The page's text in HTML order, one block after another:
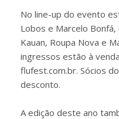
No line-up do evento
Lobos e Marcelo
Kauan, Roupa Nova e
ingressos estão à
flufest.com.br. Sócios
desconto.
A edição deste ano